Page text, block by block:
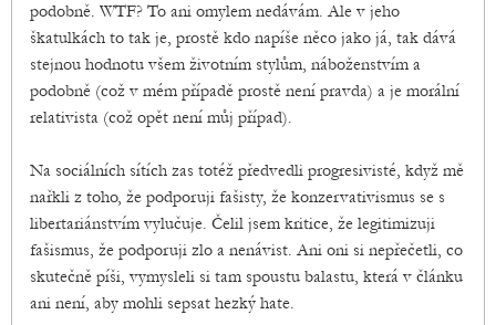
podobně. WTF? To ani omylem nedávám. Ale v jeho
škatulkách to tak je, prostě kdo napíše něco jako já, tak dává
stejnou hodnotu všem životním stylům, náboženstvím a
podobně (což v mém případě prostě není pravda) a je morální
relativista (což opět není můj případ).
Na sociálních sítích zas totéž předvedli progresivisté, když mě
nařkli z toho, že podporuji fašisty, že konzervativismus se s
libertariánstvím vylučuje. Čelil jsem kritice, že legitimizuji
fašismus, že podporuji zlo a nenávist. Ani oni si nepřečetli, co
skutečně píši, vymysleli si tam spoustu balastu, která v článku
ani není, aby mohli sepsat hezký hate.